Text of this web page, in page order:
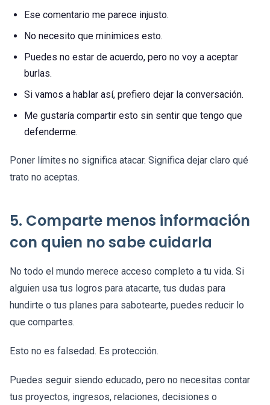
Ese comentario me parece injusto.
No necesito que minimices esto.
Puedes no estar de acuerdo, pero no voy a aceptar
burlas.
Si vamos a hablar así, prefiero dejar la conversación.
Me gustaría compartir esto sin sentir que tengo que
defenderme.
Poner límites no significa atacar. Significa dejar claro qué
trato no aceptas.
5. Comparte menos información
con quien no sabe cuidarla
No todo el mundo merece acceso completo a tu vida. Si
alguien usa tus logros para atacarte, tus dudas para
hundirte o tus planes para sabotearte, puedes reducir lo
que compartes.
Esto no es falsedad. Es protección.
Puedes seguir siendo educado, pero no necesitas contar
tus proyectos, ingresos, relaciones, decisiones o